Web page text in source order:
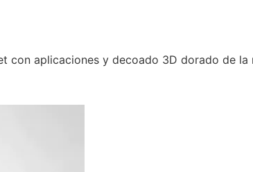
con aplicaciones y decoado 3D dorado de la